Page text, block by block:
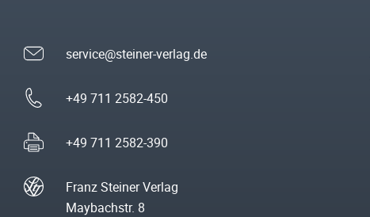
service@steiner-verlag.de
+49 711 2582-450
+49 711 2582-390
Franz Steiner Verlag
Maybachstr. 8